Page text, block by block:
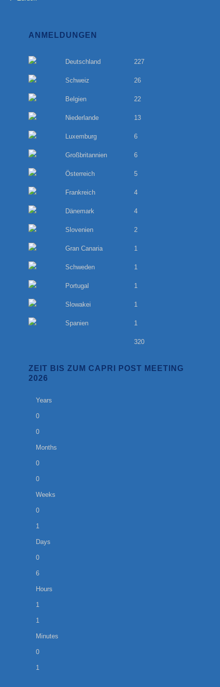
ANMELDUNGEN
Deutschland 227
Schweiz 26
Belgien 22
Niederlande 13
Luxemburg 6
Großbritannien 6
Österreich 5
Frankreich 4
Dänemark 4
Slovenien 2
Gran Canaria 1
Schweden 1
Portugal 1
Slowakei 1
Spanien 1
320
ZEIT BIS ZUM CAPRI POST MEETING
2026
Years
0
0
Months
0
0
Weeks
0
1
Days
0
6
Hours
1
1
Minutes
0
1